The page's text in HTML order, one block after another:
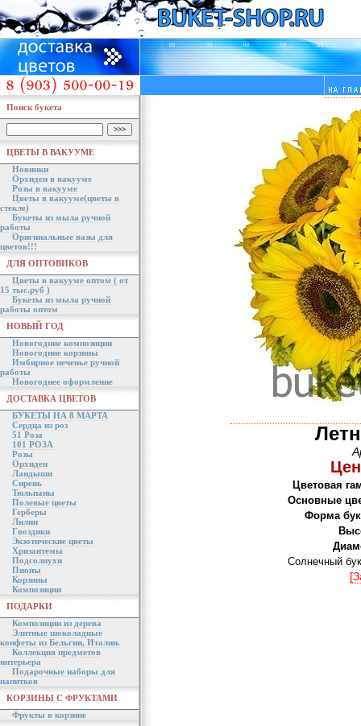
Поиск букета
ЦВЕТЫ В ВАКУУМЕ
Новинки
Орхидеи в вакууме
Розы в вакууме
Цветы в вакууме(цветы в
стекле)
Букеты из мыла ручной
работы
Оригинальные вазы для
цветов!!!
ДЛЯ ОПТОВИКОВ
Цветы в вакууме оптом ( от
15 тыс.руб )
Букеты из мыла ручной
работы оптом
НОВЫЙ ГОД
Новогодние композиции
Новогодние корзины
Имбирное печенье ручной
работы
Новогоднее оформление
ДОСТАВКА ЦВЕТОВ
БУКЕТЫ НА 8 МАРТА
Сердца из роз
51 Роза
101 РОЗА
Розы
Орхидеи
Ландыши
Сирень
Тюльпаны
Полевые цветы
Герберы
Лилии
Гвоздики
Экзотические цветы
Хризантемы
Подсолнухи
Пионы
Корзины
Композиции
ПОДАРКИ
Композиции из дерева
Элитные шоколадные
конфеты из Бельгии, Италии.
Коллекция предметов
интерьера
Подарочные наборы для
напитков
КОРЗИНЫ С ФРУКТАМИ
Фрукты в корзине
Цветовая
Основные
Форма
Солнечный